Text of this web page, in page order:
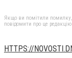
Якщо ви помітили помилку,
повідомити про це редакцію
HTTPS://